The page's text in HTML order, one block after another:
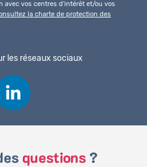
avec vos centres d'intérêt et/ou vos
la charte de protection des
les réseaux sociaux
questions ?